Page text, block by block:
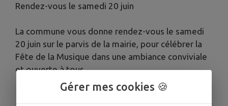
Rendez-vous le samedi 20 juin
La commune vous donne rendez-vous le samedi
20 juin sur le parvis de la mairie, pour célébrer la
Fête de la Musique dans une ambiance conviviale
et ouverte à tous.
🎵 AU PROGRAMME :Gérer mes cookies 🍪